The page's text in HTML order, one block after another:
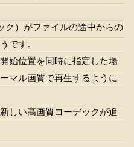
）がファイルの途中からの
です。
始位置を同時に指定した場
マル画質で再生するように
しい高画質コーデックが追